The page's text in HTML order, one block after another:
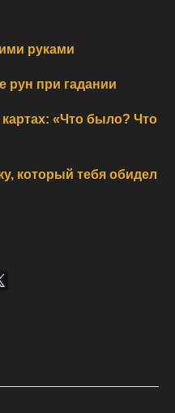
руками
рун при гадании
«Что было? Что
который тебя обидел